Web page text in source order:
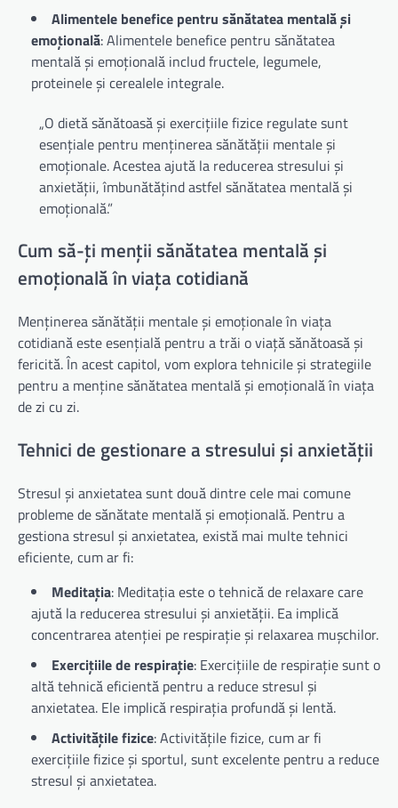
Alimentele benefice pentru sănătatea mentală și
emoțională: Alimentele benefice pentru sănătatea
mentală și emoțională includ fructele, legumele,
proteinele și cerealele integrale.
„O dietă sănătoasă și exercițiile fizice regulate sunt
esențiale pentru menținerea sănătății mentale și
emoționale. Acestea ajută la reducerea stresului și
anxietății, îmbunătățind astfel sănătatea mentală și
emoțională.”
Cum să-ți menții sănătatea mentală și
emoțională în viața cotidiană
Menținerea sănătății mentale și emoționale în viața
cotidiană este esențială pentru a trăi o viață sănătoasă și
fericită. În acest capitol, vom explora tehnicile și strategiile
pentru a menține sănătatea mentală și emoțională în viața
de zi cu zi.
Tehnici de gestionare a stresului și anxietății
Stresul și anxietatea sunt două dintre cele mai comune
probleme de sănătate mentală și emoțională. Pentru a
gestiona stresul și anxietatea, există mai multe tehnici
eficiente, cum ar fi:
Meditația: Meditația este o tehnică de relaxare care
ajută la reducerea stresului și anxietății. Ea implică
concentrarea atenției pe respirație și relaxarea mușchilor.
Exercițiile de respirație: Exercițiile de respirație sunt o
altă tehnică eficientă pentru a reduce stresul și
anxietatea. Ele implică respirația profundă și lentă.
Activitățile fizice: Activitățile fizice, cum ar fi
exercițiile fizice și sportul, sunt excelente pentru a reduce
stresul și anxietatea.